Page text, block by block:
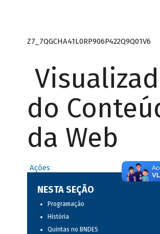
Z7_7QGCHA41L0RP906P422Q9Q01V6
do
da Web
Ações
NESTA SEÇÃO
Programação
História
Quintas no BNDES